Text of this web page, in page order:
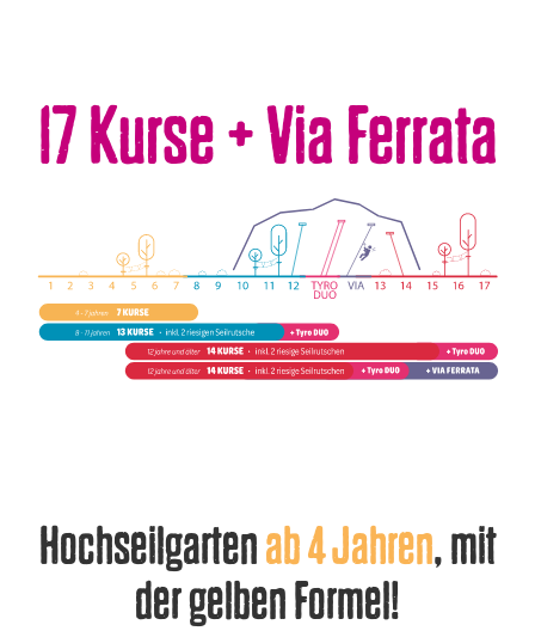
17 Kurse + Via Ferrata
Hochseilgartenab 4 Jahren, mit
der gelben Formel!